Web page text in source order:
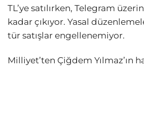
TL’ye satılırken, Telegram
kadar çıkıyor. Yasal
tür satışlar engellenemiyor.
Milliyet’ten Çiğdem Yılmaz’ın